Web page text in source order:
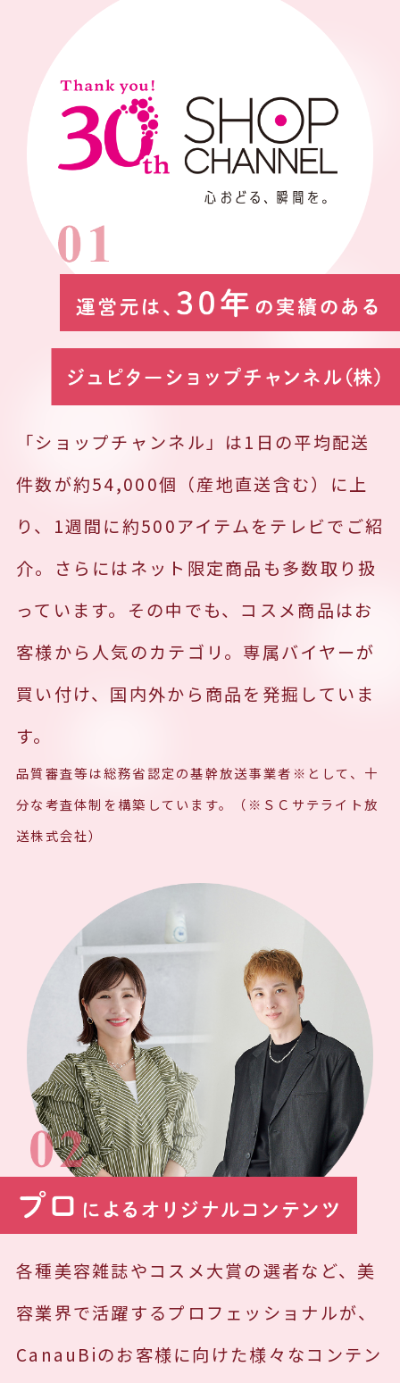
「ショップチャンネル」は1日の平均配送
件数が約54,000個（産地直送含む）に上
り、1週間に約500アイテムをテレビでご紹
介。さらにはネット限定商品も多数取り扱
っています。その中でも、コスメ商品はお
客様から人気のカテゴリ。専属バイヤーが
買い付け、国内外から商品を発掘していま
す。
品質審査等は総務省認定の基幹放送事業者※として、十
分な考査体制を構築しています。（※ＳＣサテライト放
送株式会社）
各種美容雑誌やコスメ大賞の選者など、美
容業界で活躍するプロフェッショナルが、
CanauBiのお客様に向けた様々なコンテン